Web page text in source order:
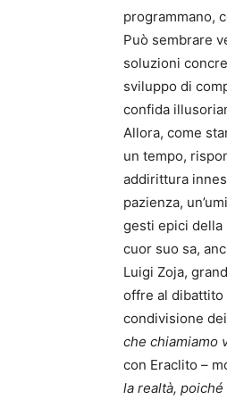
programmano,
Può sembrare
soluzioni
sviluppo di
confida
Allora, come
un tempo,
addirittura
pazienza,
gesti epici della
cuor suo sa,
Luigi Zoja,
offre al dibattito
condivisione
che chiamiamo
con Eraclito –
la realtà,